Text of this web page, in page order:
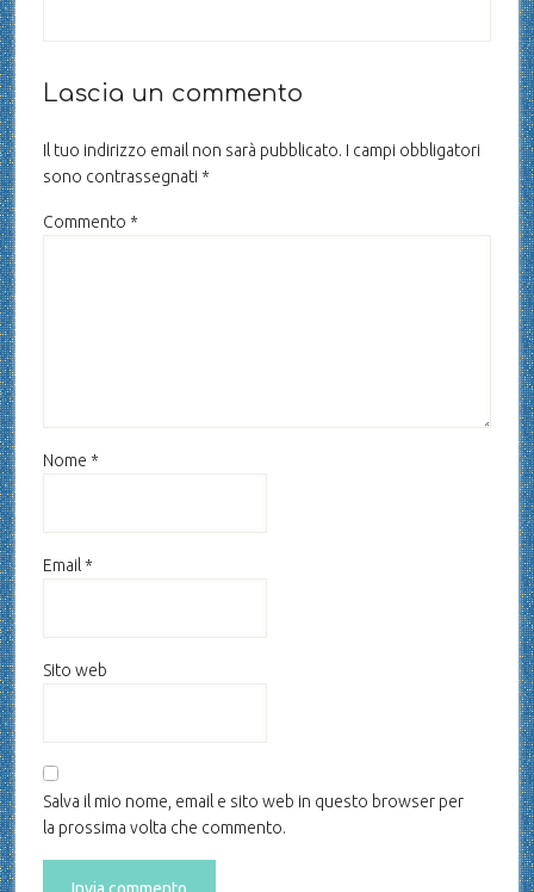
Lascia un commento
Il tuo indirizzo email non sarà pubblicato. I campi obbligatori
sono contrassegnati *
Commento *
Nome *
Email *
Sito web
Salva il mio nome, email e sito web in questo browser per
la prossima volta che commento.